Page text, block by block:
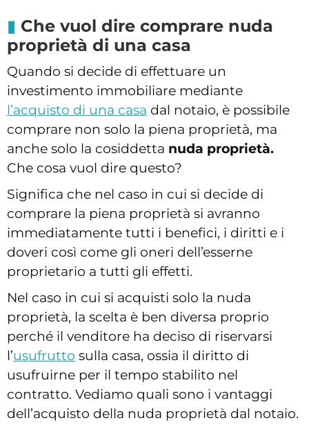
Che vuol dire comprare nuda
proprietà di una casa
Quando si decide di effettuare un
investimento immobiliare mediante
l’acquisto di una casa dal notaio, è possibile
comprare non solo la piena proprietà, ma
anche solo la cosiddetta nuda proprietà.
Che cosa vuol dire questo?
Significa che nel caso in cui si decide di
comprare la piena proprietà si avranno
immediatamente tutti i benefici, i diritti e i
doveri così come gli oneri dell’esserne
proprietario a tutti gli effetti.
Nel caso in cui si acquisti solo la nuda
proprietà, la scelta è ben diversa proprio
perché il venditore ha deciso di riservarsi
l’usufrutto sulla casa, ossia il diritto di
usufruirne per il tempo stabilito nel
contratto. Vediamo quali sono i vantaggi
dell’acquisto della nuda proprietà dal notaio.